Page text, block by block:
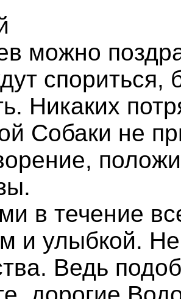
можно
Никаких
Собаки не
в течение
и улыбкой.
Ведь